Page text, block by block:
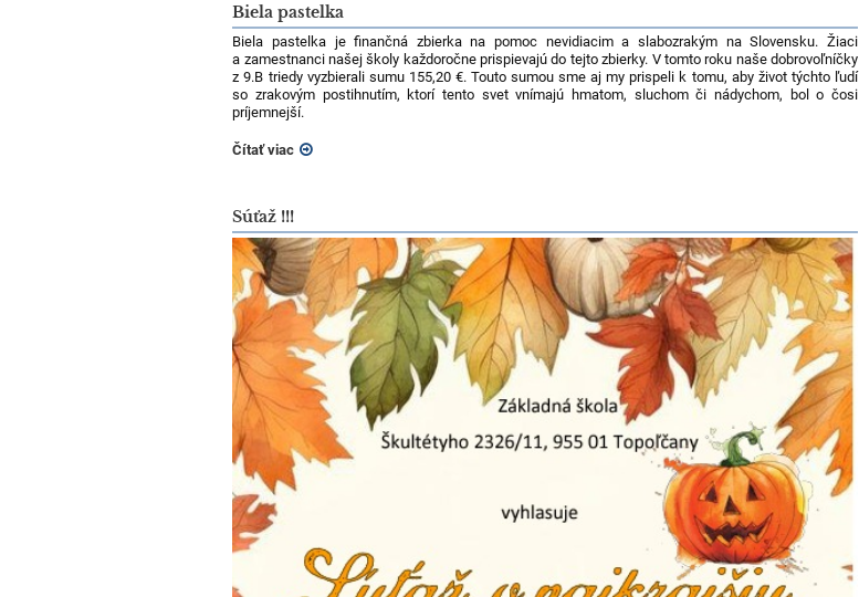
Biela pastelka
Biela pastelka je finančná zbierka na pomoc nevidiacim a slabozrakým na Slovensku. Žiaci
a zamestnanci našej školy každoročne prispievajú do tejto zbierky. V tomto roku naše dobrovoľníčky
z 9.B triedy vyzbierali sumu 155,20 €. Touto sumou sme aj my prispeli k tomu, aby život týchto ľudí
so zrakovým postihnutím, ktorí tento svet vnímajú hmatom, sluchom či nádychom, bol o čosi
príjemnejší.
Čítať viac
Súťaž !!!